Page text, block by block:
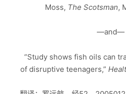
Moss, The Scotsman,
—and—
“Study shows fish oils can
of disruptive teenagers,”